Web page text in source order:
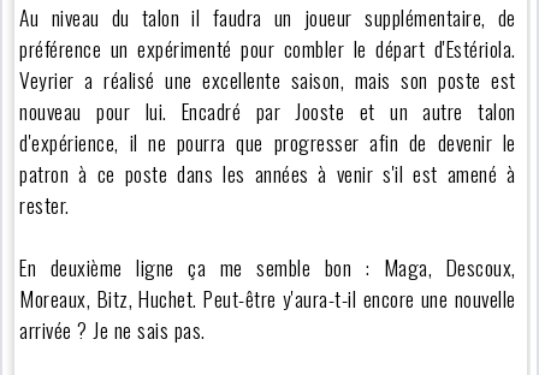
Au niveau du talon il faudra un joueur supplémentaire, de
préférence un expérimenté pour combler le départ d'Estériola.
Veyrier a réalisé une excellente saison, mais son poste est
nouveau pour lui. Encadré par Jooste et un autre talon
d'expérience, il ne pourra que progresser afin de devenir le
patron à ce poste dans les années à venir s'il est amené à
rester.
En deuxième ligne ça me semble bon : Maga, Descoux,
Moreaux, Bitz, Huchet. Peut-être y'aura-t-il encore une nouvelle
arrivée ? Je ne sais pas.